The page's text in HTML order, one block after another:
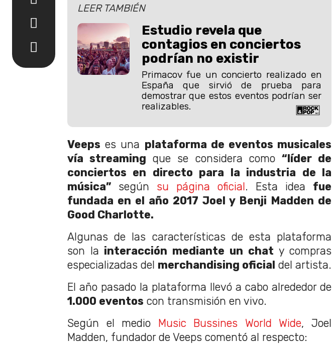
LEER TAMBIÉN
Estudio revela que
contagios en conciertos
podrían no existir
Primacov fue un concierto realizado en
España que sirvió de prueba para
demostrar que estos eventos podrían ser
realizables.
Veeps es una plataforma de eventos musicales
vía streaming que se considera como “líder de
conciertos en directo para la industria de la
música” según su página oficial . Esta idea fue
fundada en el año 2017 Joel y Benji Madden de
Good Charlotte.
Algunas de las características de esta plataforma
son
la interacción mediante un chat y compras
especializadas del merchandising oficial del artista.
El año pasado la plataforma llevó a cabo alrededor de
1.000 eventos con transmisión en vivo.
Según el medio
Music Bussines World Wide, Joel
Madden, fundador de Veeps comentó al respecto: